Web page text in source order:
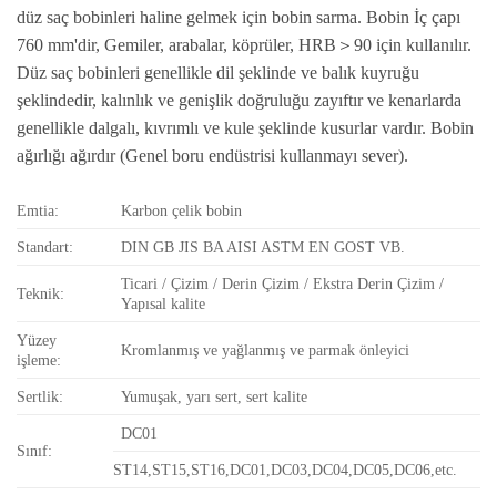
düz saç bobinleri haline gelmek için bobin sarma. Bobin İç çapı
760 mm'dir, Gemiler, arabalar, köprüler, HRB＞90 için kullanılır.
Düz saç bobinleri genellikle dil şeklinde ve balık kuyruğu
şeklindedir, kalınlık ve genişlik doğruluğu zayıftır ve kenarlarda
genellikle dalgalı, kıvrımlı ve kule şeklinde kusurlar vardır. Bobin
ağırlığı ağırdır (Genel boru endüstrisi kullanmayı sever).
Emtia: Karbon çelik bobin
Standart: DIN GB JIS BA AISI ASTM EN GOST VB.
Teknik:
Ticari / Çizim / Derin Çizim / Ekstra Derin Çizim /
Yapısal kalite
Yüzey
işleme:
Kromlanmış ve yağlanmış ve parmak önleyici
Sertlik: Yumuşak, yarı sert, sert kalite
Sınıf:
DC01
ST14,ST15,ST16,DC01,DC03,DC04,DC05,DC06,etc.